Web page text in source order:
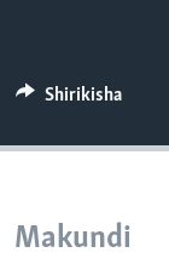
Shirikisha
Makundi